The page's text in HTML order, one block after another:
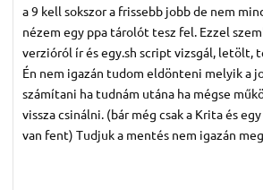
a 9 kell sokszor a frissebb jobb de nem
nézem egy ppa tárolót tesz fel. Ezzel
verzióról ír és egy.sh script vizsgál, letölt,
Én nem igazán tudom eldönteni melyik a
számítani ha tudnám utána ha mégse
vissza csinálni. (bár még csak a Krita és
van fent) Tudjuk a mentés nem igazán